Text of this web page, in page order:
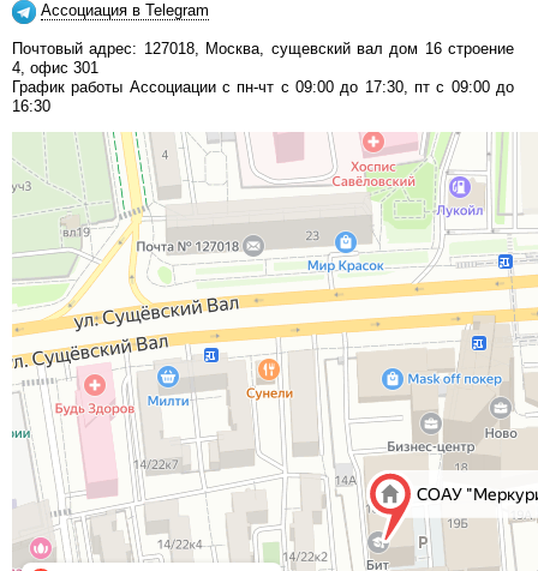
Ассоциация в Telegram
Почтовый адрес: 127018, Москва, сущевский вал дом 16 строение
4, офис 301
График работы Ассоциации с пн-чт с 09:00 до 17:30, пт с 09:00 до
16:30